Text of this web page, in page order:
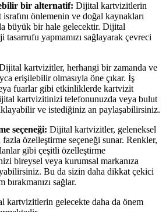
bir alternatif: Dijital kartvizitlerin
önlemenin ve doğal kaynakları
büyük bir hale gelecektir. Dijital
tasarrufu yapmamızı sağlayarak çevreci
kartvizitler, herhangi bir zamanda ve
erişilebilir olmasıyla öne çıkar. İş
fuarlar gibi etkinliklerde kartvizit
kartvizitinizi telefonunuzda veya bulut
ve istediğiniz an paylaşabilirsiniz.
seçeneği: Dijital kartvizitler, geleneksel
özelleştirme seçeneği sunar. Renkler,
gibi çeşitli özelleştirme
bireysel veya kurumsal markanıza
Bu da sizin daha dikkat çekici
sağlar.
kartvizitlerin gelecekte daha da önem